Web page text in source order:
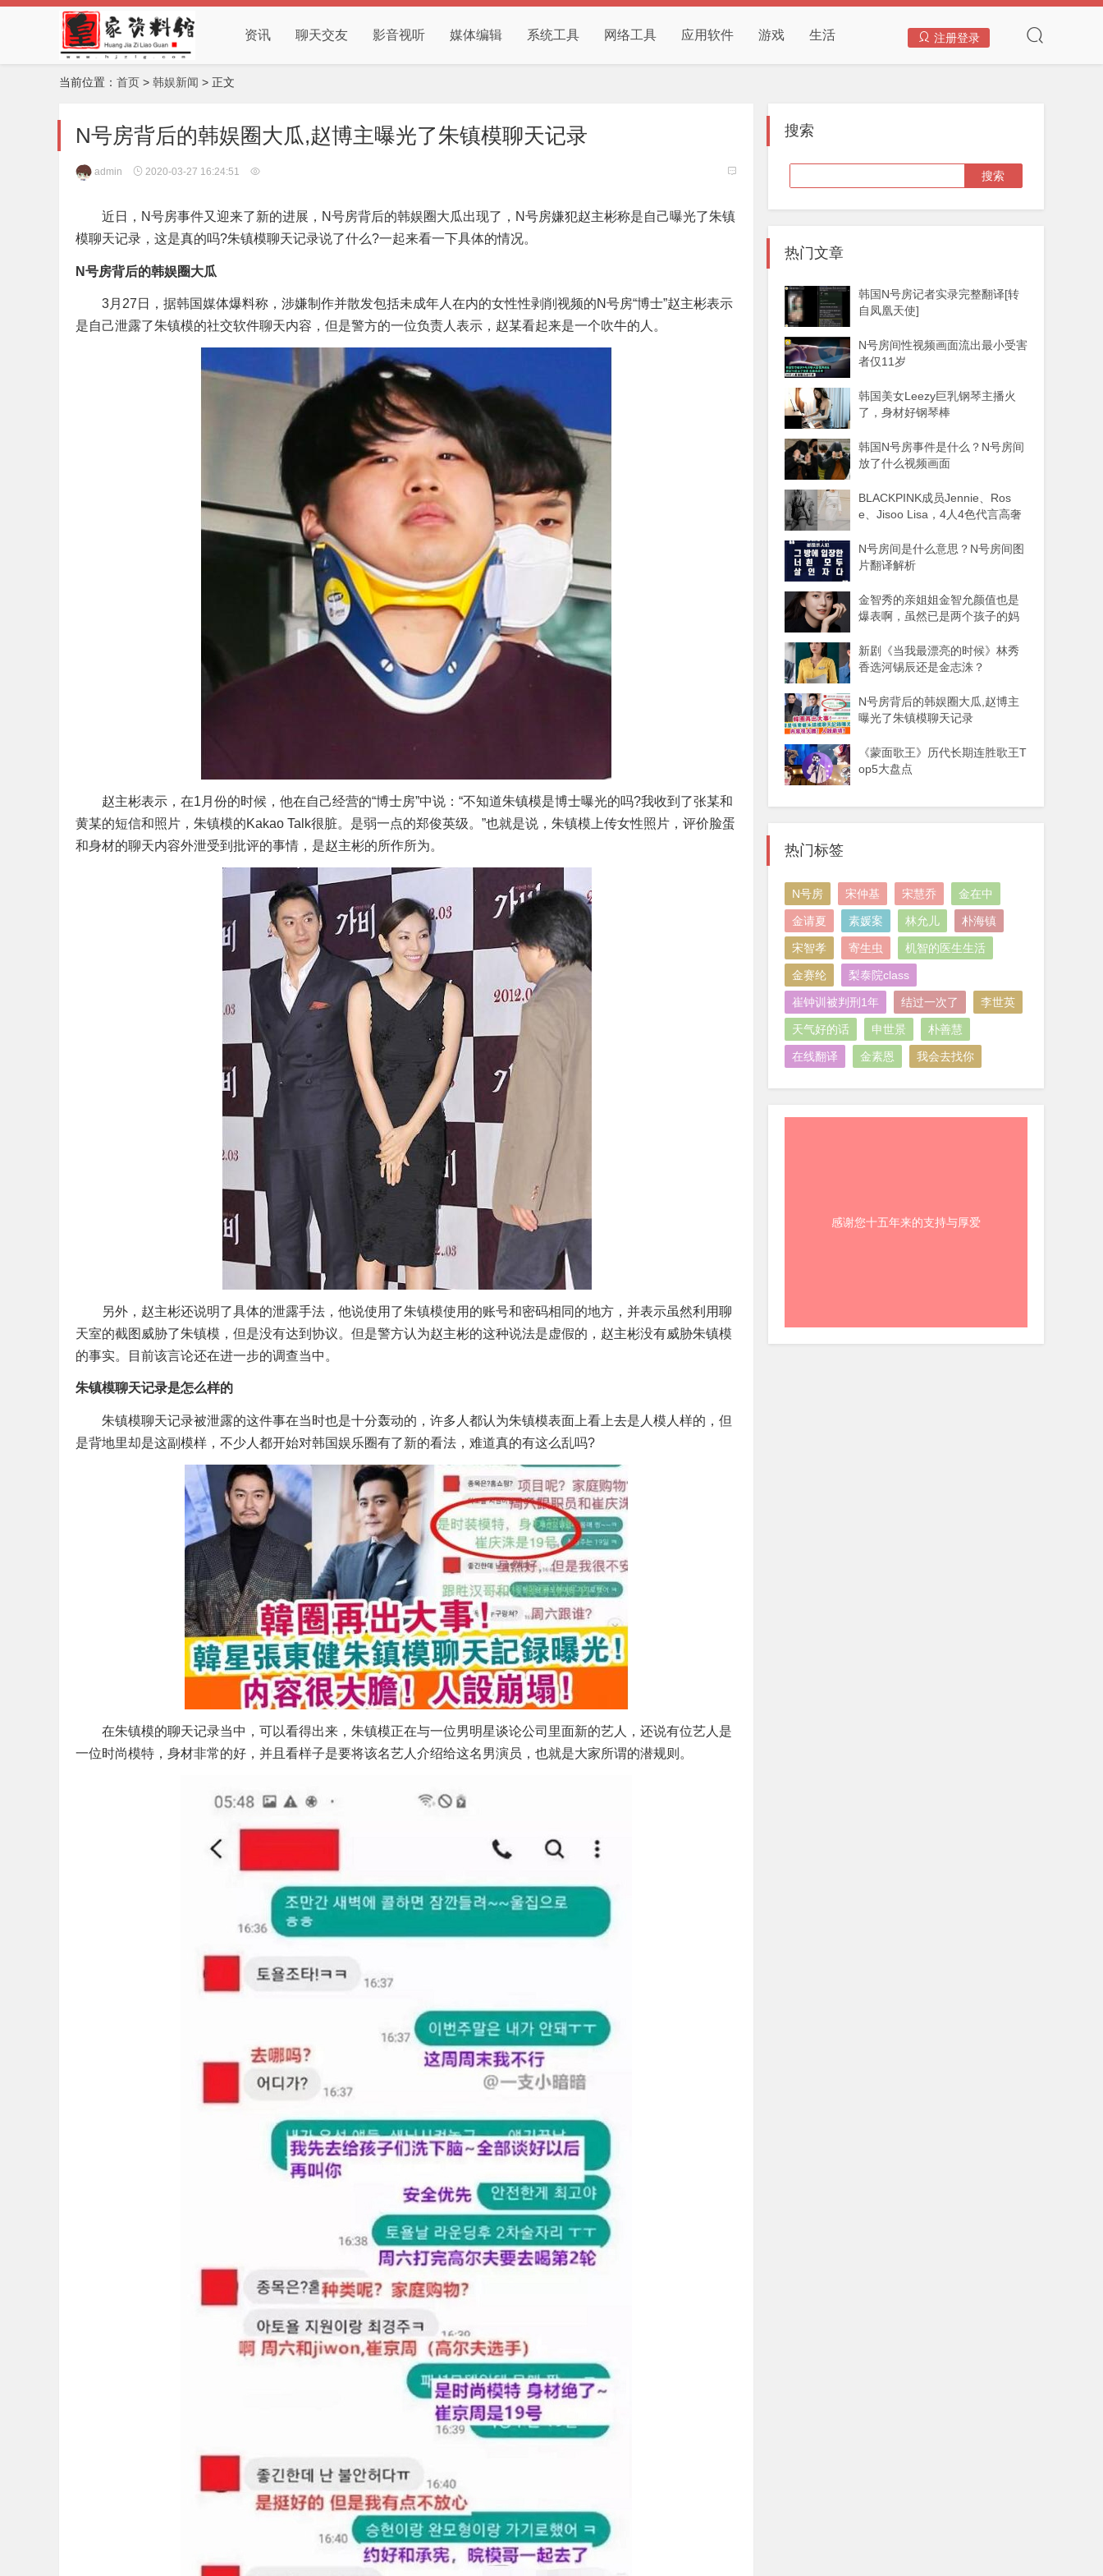
资讯 聊天交友 影音视听 媒体编辑 系统工具 网络工具 应用软件 游戏 生活 注册登录
当前位置： 首页 > 韩娱新闻 > 正文
N号房背后的韩娱圈大瓜,赵博主曝光了朱镇模聊天记录
admin 2020-03-27 16:24:51
近日，N号房事件又迎来了新的进展，N号房背后的韩娱圈大瓜出现了，N号房嫌犯赵主彬称是自己曝光了朱镇
模聊天记录，这是真的吗?朱镇模聊天记录说了什么?一起来看一下具体的情况。
N号房背后的韩娱圈大瓜
3月27日，据韩国媒体爆料称，涉嫌制作并散发包括未成年人在内的女性性剥削视频的N号房“博士”赵主彬表示
是自己泄露了朱镇模的社交软件聊天内容，但是警方的一位负责人表示，赵某看起来是一个吹牛的人。
赵主彬表示，在1月份的时候，他在自己经营的“博士房”中说：“不知道朱镇模是博士曝光的吗?我收到了张某和
黄某的短信和照片，朱镇模的Kakao Talk很脏。是弱一点的郑俊英级。”也就是说，朱镇模上传女性照片，评价脸蛋
和身材的聊天内容外泄受到批评的事情，是赵主彬的所作所为。
另外，赵主彬还说明了具体的泄露手法，他说使用了朱镇模使用的账号和密码相同的地方，并表示虽然利用聊
天室的截图威胁了朱镇模，但是没有达到协议。但是警方认为赵主彬的这种说法是虚假的，赵主彬没有威胁朱镇模
的事实。目前该言论还在进一步的调查当中。
朱镇模聊天记录是怎么样的
朱镇模聊天记录被泄露的这件事在当时也是十分轰动的，许多人都认为朱镇模表面上看上去是人模人样的，但
是背地里却是这副模样，不少人都开始对韩国娱乐圈有了新的看法，难道真的有这么乱吗?
在朱镇模的聊天记录当中，可以看得出来，朱镇模正在与一位男明星谈论公司里面新的艺人，还说有位艺人是
一位时尚模特，身材非常的好，并且看样子是要将该名艺人介绍给这名男演员，也就是大家所谓的潜规则。
搜索
热门文章
韩国N号房记者实录完整翻译[转
自凤凰天使]
N号房间性视频画面流出最小受害
者仅11岁
韩国美女Leezy巨乳钢琴主播火
了，身材好钢琴棒
韩国N号房事件是什么？N号房间
放了什么视频画面
BLACKPINK成员Jennie、Ros
e、Jisoo Lisa，4人4色代言高奢
N号房间是什么意思？N号房间图
片翻译解析
金智秀的亲姐姐金智允颜值也是
爆表啊，虽然已是两个孩子的妈
新剧《当我最漂亮的时候》林秀
香选河锡辰还是金志洙？
N号房背后的韩娱圈大瓜,赵博主
曝光了朱镇模聊天记录
《蒙面歌王》历代长期连胜歌王T
op5大盘点
热门标签
N号房 宋仲基 宋慧乔 金在中
金请夏 素媛案 林允儿 朴海镇
宋智孝 寄生虫 机智的医生生活
金赛纶 梨泰院class
崔钟训被判刑1年 结过一次了 李世英
天气好的话 申世景 朴善慧
在线翻译 金素恩 我会去找你
感谢您十五年来的支持与厚爱